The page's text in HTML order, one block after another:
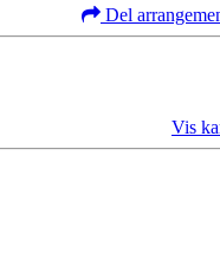
Del
Vis